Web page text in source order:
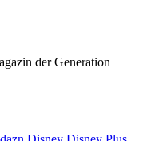
der Generation